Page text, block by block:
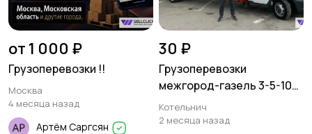
от 1 000 ₽
Грузоперевозки !!
Москва
4 месяца назад
Артём Саргсян
30 ₽
Грузоперевозки
межгород-газель 3-5-10
тонн
Котельнич
2 месяца назад